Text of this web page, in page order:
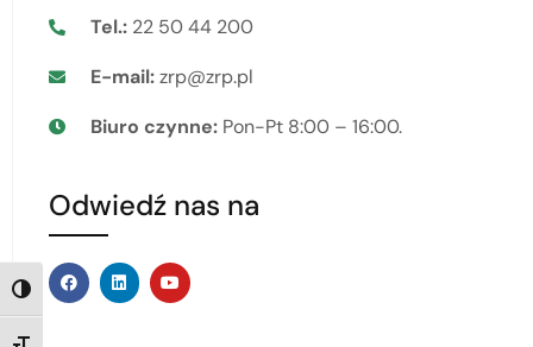
TOGGLE HIGH CONTRAST
Tel.:22 50 44 200
E-mail:zrp@zrp.pl
Biuro czynne:Pon-Pt 8:00 – 16:00.
Odwiedź nas na